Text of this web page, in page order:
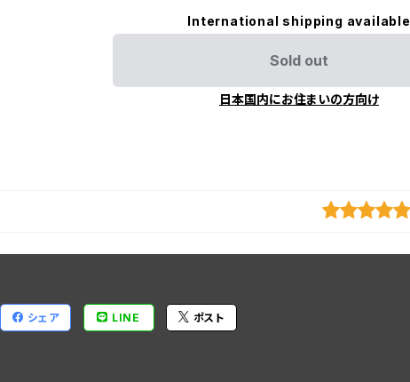
International shipping available
Sold out
日本国内にお住まいの方向け
シェア LINE ポスト